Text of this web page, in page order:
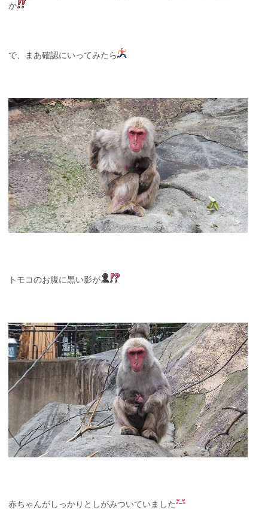
か
で、まあ確認にいってみたら
トモコのお腹に黒い影が
赤ちゃんがしっかりとしがみついていました